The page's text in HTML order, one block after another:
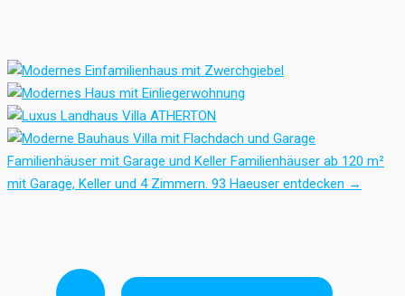
Familienhäuser mit Garage und Keller Familienhäuser ab 120 m²
mit Garage, Keller und 4 Zimmern. 93 Haeuser entdecken →